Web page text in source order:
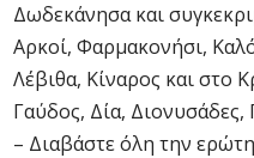
Δωδεκάνησα και
Αρκοί, Φαρμακονήσι,
Λέβιθα, Κίναρος και στο
Γαύδος, Δία,
– Διαβάστε όλη την